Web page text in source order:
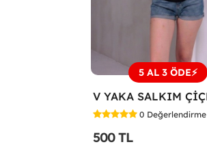
5 AL 3 ÖDE⚡
0 Değerlendirme
500 TL